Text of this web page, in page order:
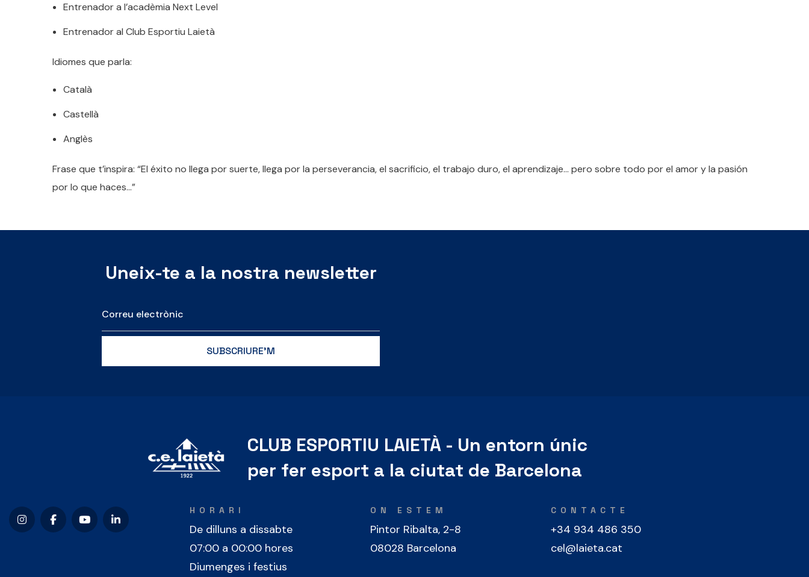
Entrenador a l’acadèmia Next Level
Entrenador al Club Esportiu Laietà
Idiomes que parla:
Català
Castellà
Anglès
Frase que t’inspira: “El éxito no llega por suerte, llega por la perseverancia, el sacrificio, el trabajo duro, el aprendizaje… pero sobre todo por el amor y la pasión
por lo que haces…”
Uneix-te a la nostra newsletter
CLUB ESPORTIU LAIETÀ - Un entorn únic
per fer esport a la ciutat de Barcelona
HORARI
De dilluns a dissabte
07:00 a 00:00 hores
Diumenges i festius
ON ESTEM
Pintor Ribalta, 2-8
08028 Barcelona
CONTACTE
+34 934 486 350
cel@laieta.cat